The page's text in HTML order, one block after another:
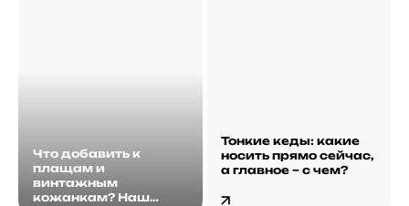
Что добавить к
плащам и
винтажным
кожанкам? Наш
Тонкие кеды: какие
носить прямо сейчас,
а главное – с чем?